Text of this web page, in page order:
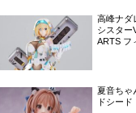
高峰ナダ
シスター
ARTS フ
夏音ちゃ
ドシー